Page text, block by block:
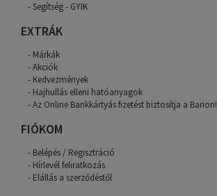
Segítség - GYIK
EXTRÁK
Márkák
Akciók
Kedvezmények
Hajhullás elleni hatóanyagok
Az Online Bankkártyás fizetést biztosítja a Barion!
FIÓKOM
Belépés / Regisztráció
Hírlevél feliratkozás
Elállás a szerződéstől